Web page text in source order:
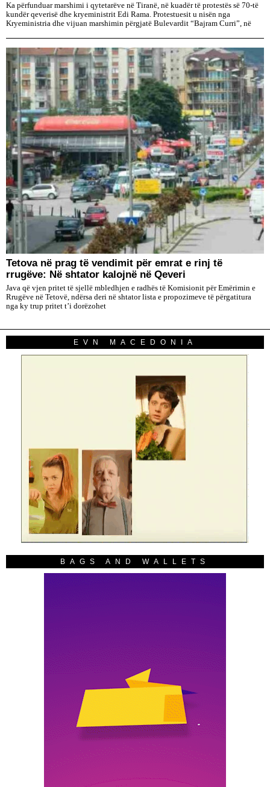
Ka përfunduar marshimi i qytetarëve në Tiranë, në kuadër të protestës së 70-të
kundër qeverisë dhe kryeministrit Edi Rama. Protestuesit u nisën nga
Kryeministria dhe vijuan marshimin përgjatë Bulevardit “Bajram Curri”, në
Tetova në prag të vendimit për emrat e rinj të
rrugëve: Në shtator kalojnë në Qeveri
Java që vjen pritet të sjellë mbledhjen e radhës të Komisionit për Emërimin e
Rrugëve në Tetovë, ndërsa deri në shtator lista e propozimeve të përgatitura
nga ky trup pritet t’i dorëzohet
EVN MACEDONIA
BAGS AND WALLETS